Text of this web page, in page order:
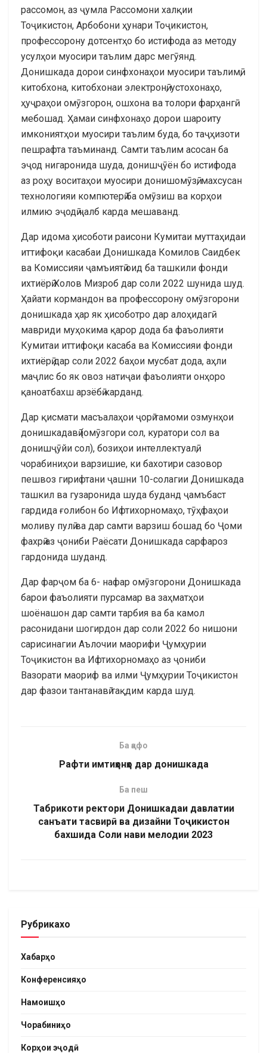
рассомон, аз ҷумла Рассомони халқии
Тоҷикистон, Арбобони ҳунари Тоҷикистон,
профессорону дотсентҳо бо истифода аз методу
усулҳои муосири таълим дарс мегӯянд.
Донишкада дорои синфхонаҳои муосири таълимӣ,
китобхона, китобхонаи электронӣ, устохонаҳо,
ҳуҷраҳои омӯзгорон, ошхона ва толори фарҳангӣ
мебошад. Ҳамаи синфхонаҳо дорои шароиту
имкониятҳои муосири таълим буда, бо таҷҳизоти
пешрафта таъминанд. Самти таълим асосан ба
эҷод нигаронида шуда, донишҷӯён бо истифода
аз роҳу воситаҳои муосири донишомӯзӣ, махсусан
технологияи компютерӣ ба омӯзиш ва корҳои
илмию эҷодӣ ҷалб карда мешаванд.
Дар идома ҳисоботи раисони Кумитаи муттаҳидаи
иттифоқи касабаи Донишкада Комилов Саидбек
ва Комиссияи ҷамъиятӣ оид ба ташкили фонди
ихтиёрӣ Холов Мизроб дар соли 2022 шунида шуд.
Ҳайати кормандон ва профессорону омӯзгорони
донишкада ҳар як ҳисоботро дар алоҳидагӣ
мавриди муҳокима қарор дода ба фаъолияти
Кумитаи иттифоқи касаба ва Комиссияи фонди
ихтиёрӣ дар соли 2022 баҳои мусбат дода, аҳли
маҷлис бо як овоз натиҷаи фаъолияти онҳоро
қаноатбахш арзёбӣ карданд.
Дар қисмати масъалаҳои ҷорӣ тамоми озмунҳои
донишкадавӣ (омӯзгори сол, куратори сол ва
донишҷӯйи сол), бозиҳои интеллектуалӣ,
чорабиниҳои варзишие, ки бахотири сазовор
пешвоз гирифтани ҷашни 10-солагии Донишкада
ташкил ва гузаронида шуда буданд ҷамъбаст
гардида ғолибон бо Ифтихорномаҳо, тӯҳфаҳои
моливу пулӣ ва дар самти варзиш бошад бо Ҷоми
фахрӣ аз ҷониби Раёсати Донишкада сарфароз
гардонида шуданд.
Дар фарҷом ба 6- нафар омӯзгорони Донишкада
барои фаъолияти пурсамар ва заҳматҳои
шоёнашон дар самти тарбия ва ба камол
расонидани шогирдон дар соли 2022 бо нишони
сарисинагии Аълочии маорифи Ҷумҳурии
Тоҷикистон ва Ифтихорномаҳо аз ҷониби
Вазорати маориф ва илми Ҷумҳурии Тоҷикистон
дар фазои тантанавӣ тақдим карда шуд.
Ба қафо
Рафти имтиҳонҳо дар донишкада
Ба пеш
Табрикоти ректори Донишкадаи давлатии
санъати тасвирӣ ва дизайни Тоҷикистон
бахшида Соли нави мелодии 2023
Рубрикахо
Хабарҳо
Конференсияҳо
Намоишҳо
Чорабиниҳо
Корҳои эҷодӣ